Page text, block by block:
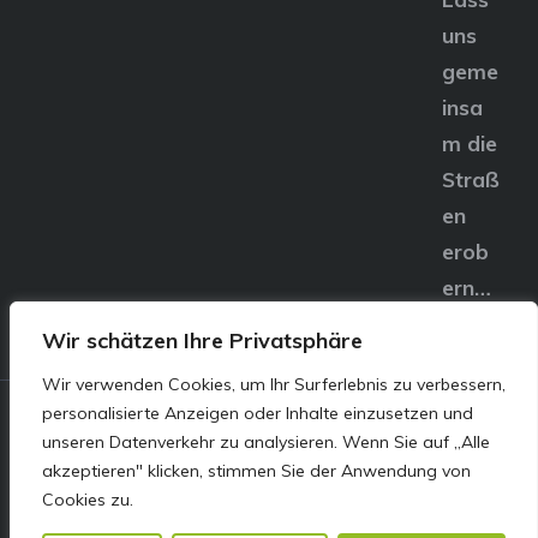
Wir schätzen Ihre Privatsphäre
Wir verwenden Cookies, um Ihr Surferlebnis zu verbessern,
personalisierte Anzeigen oder Inhalte einzusetzen und
unseren Datenverkehr zu analysieren. Wenn Sie auf „Alle
akzeptieren" klicken, stimmen Sie der Anwendung von
Cookies zu.
uns
geme
insa
m die
Straß
en
erob
ern…
© E&S Motors GmbH,
Linzer Straße 83 4240
Freistadt